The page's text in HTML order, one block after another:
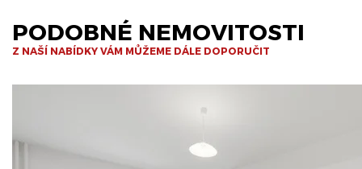
PODOBNÉ NEMOVITOSTI
Z NAŠÍ NABÍDKY VÁM MŮŽEME DÁLE DOPORUČIT